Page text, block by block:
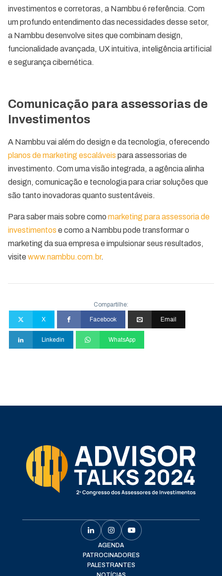
investimentos e corretoras, a Nambbu é referência. Com
um profundo entendimento das necessidades desse setor,
a Nambbu desenvolve sites que combinam design,
funcionalidade avançada, UX intuitiva, inteligência artificial
e segurança cibernética.
Comunicação para assessorias de
Investimentos
A Nambbu vai além do design e da tecnologia, oferecendo
planos de marketing escaláveis para assessorias de
investimento. Com uma visão integrada, a agência alinha
design, comunicação e tecnologia para criar soluções que
são tanto inovadoras quanto sustentáveis.
Para saber mais sobre como marketing para assessoria de
investimentos e como a Nambbu pode transformar o
marketing da sua empresa e impulsionar seus resultados,
visite www.nambbu.com.br.
Compartilhe:
X Facebook Email
Linkedin WhatsApp
AGENDA
PATROCINADORES
PALESTRANTES